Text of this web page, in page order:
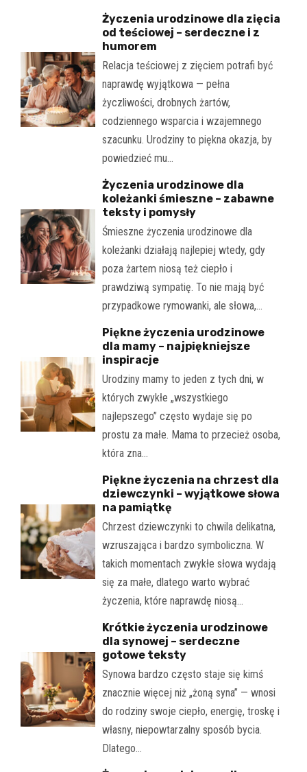
Życzenia urodzinowe dla zięcia
od teściowej – serdeczne i z
humorem
Relacja teściowej z zięciem potrafi być
naprawdę wyjątkowa — pełna
życzliwości, drobnych żartów,
codziennego wsparcia i wzajemnego
szacunku. Urodziny to piękna okazja, by
powiedzieć mu…
Życzenia urodzinowe dla
koleżanki śmieszne – zabawne
teksty i pomysły
Śmieszne życzenia urodzinowe dla
koleżanki działają najlepiej wtedy, gdy
poza żartem niosą też ciepło i
prawdziwą sympatię. To nie mają być
przypadkowe rymowanki, ale słowa,…
Piękne życzenia urodzinowe
dla mamy – najpiękniejsze
inspiracje
Urodziny mamy to jeden z tych dni, w
których zwykłe „wszystkiego
najlepszego” często wydaje się po
prostu za małe. Mama to przecież osoba,
która zna…
Piękne życzenia na chrzest dla
dziewczynki – wyjątkowe słowa
na pamiątkę
Chrzest dziewczynki to chwila delikatna,
wzruszająca i bardzo symboliczna. W
takich momentach zwykłe słowa wydają
się za małe, dlatego warto wybrać
życzenia, które naprawdę niosą…
Krótkie życzenia urodzinowe
dla synowej – serdeczne
gotowe teksty
Synowa bardzo często staje się kimś
znacznie więcej niż „żoną syna” — wnosi
do rodziny swoje ciepło, energię, troskę i
własny, niepowtarzalny sposób bycia.
Dlatego…